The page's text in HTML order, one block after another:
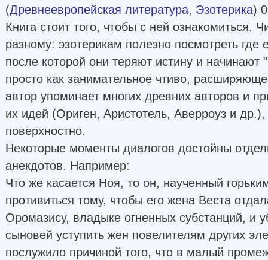
(Древнеевропейская литература, Эзотерика)
Книга стоит того, чтобы с ней ознакомиться.
разному: эзотерикам полезно посмотреть где
после которой они теряют истину и начинают
просто как занимательное чтиво,
автор упоминает многих древних авторов и
их идей (Ориген, Аристотель, Аверроуз и др.),
поверхностно.
Некоторые моменты диалогов достойны
анекдотов. Например:
Что же касается Ноя, то он, наученный
противиться тому, чтобы его жена Веста
Оромазису, владыке огненных субстанций, и
сыновей уступить жен повелителям других
послужило причиной того, что в малый